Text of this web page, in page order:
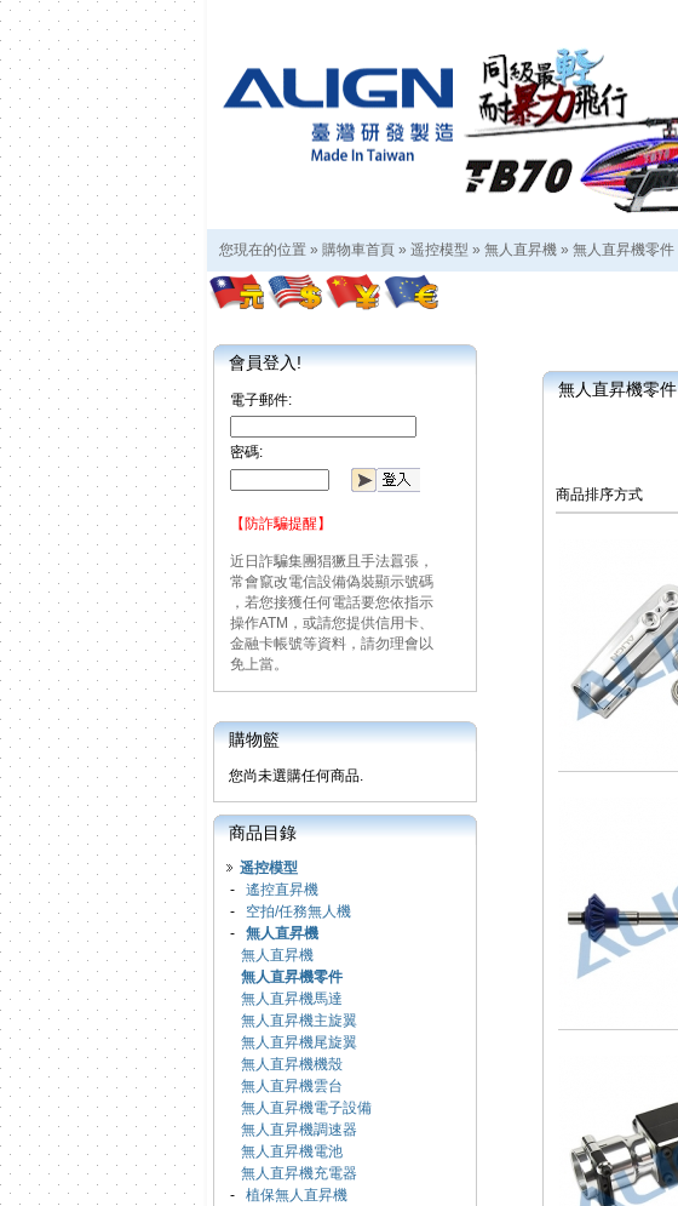
您現在的位置 » 購物車首頁 » 遥控模型 » 無人直昇機 » 無人直昇機零件
會員登入!
電子郵件:
密碼:
【防詐騙提醒】
近日詐騙集團猖獗且手法囂張，
常會竄改電信設備偽裝顯示號碼
，若您接獲任何電話要您依指示
操作ATM，或請您提供信用卡、
金融卡帳號等資料，請勿理會以
免上當。
購物籃
您尚未選購任何商品.
商品目錄
遥控模型
- 遙控直昇機
- 空拍/任務無人機
- 無人直昇機
無人直昇機
無人直昇機零件
無人直昇機馬達
無人直昇機主旋翼
無人直昇機尾旋翼
無人直昇機機殼
無人直昇機雲台
無人直昇機電子設備
無人直昇機調速器
無人直昇機電池
無人直昇機充電器
- 植保無人直昇機
無人直昇機零件
商品排序方式